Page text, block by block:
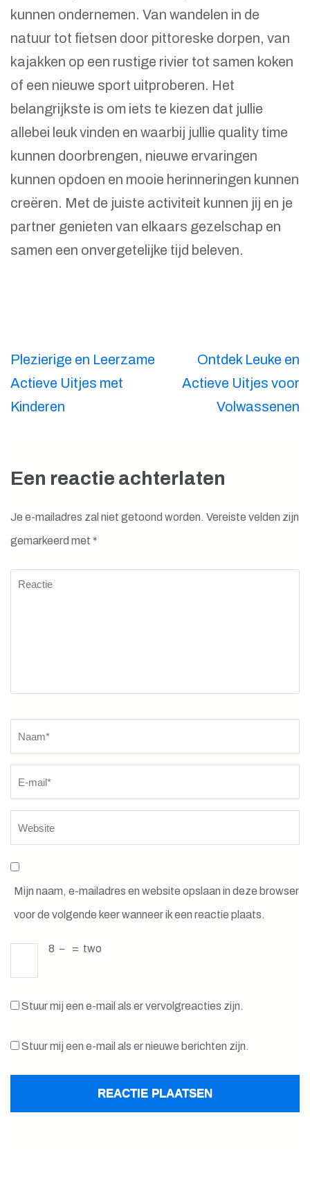
kunnen ondernemen. Van wandelen in de
natuur tot fietsen door pittoreske dorpen, van
kajakken op een rustige rivier tot samen koken
of een nieuwe sport uitproberen. Het
belangrijkste is om iets te kiezen dat jullie
allebei leuk vinden en waarbij jullie quality time
kunnen doorbrengen, nieuwe ervaringen
kunnen opdoen en mooie herinneringen kunnen
creëren. Met de juiste activiteit kunnen jij en je
partner genieten van elkaars gezelschap en
samen een onvergetelijke tijd beleven.
Berichtnavigatie
Plezierige en Leerzame
Actieve Uitjes met
Kinderen
Ontdek Leuke en
Actieve Uitjes voor
Volwassenen
Een reactie achterlaten
Je e-mailadres zal niet getoond worden. Vereiste velden zijn
gemarkeerd met *
Reactie
Naam
Mijn naam, e-mailadres en website opslaan in deze browser
voor de volgende keer wanneer ik een reactie plaats.
8 − = two
Stuur mij een e-mail als er vervolgreacties zijn.
Stuur mij een e-mail als er nieuwe berichten zijn.